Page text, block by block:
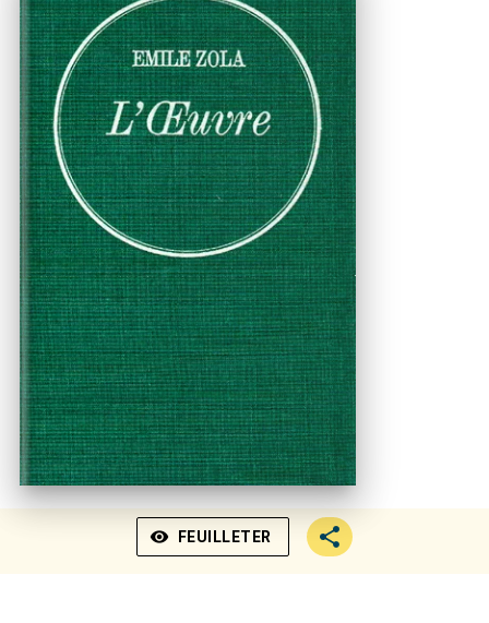
visibility FEUILLETER